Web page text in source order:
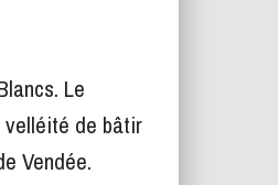
Le
de bâtir
Vendée.